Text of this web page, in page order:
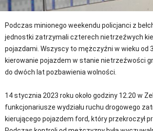
Podczas minionego weekendu policjanci z
jednostki zatrzymali czterech nietrzeźwych
pojazdami. Wszyscy to mężczyźni w wieku od
kierowanie pojazdem w stanie nietrzeźwości
do dwóch lat pozbawienia wolności.
14 stycznia 2023 roku około godziny 12.20 w
funkcjonariusze wydziału ruchu drogowego
kierującego pojazdem ford, który przekroczył